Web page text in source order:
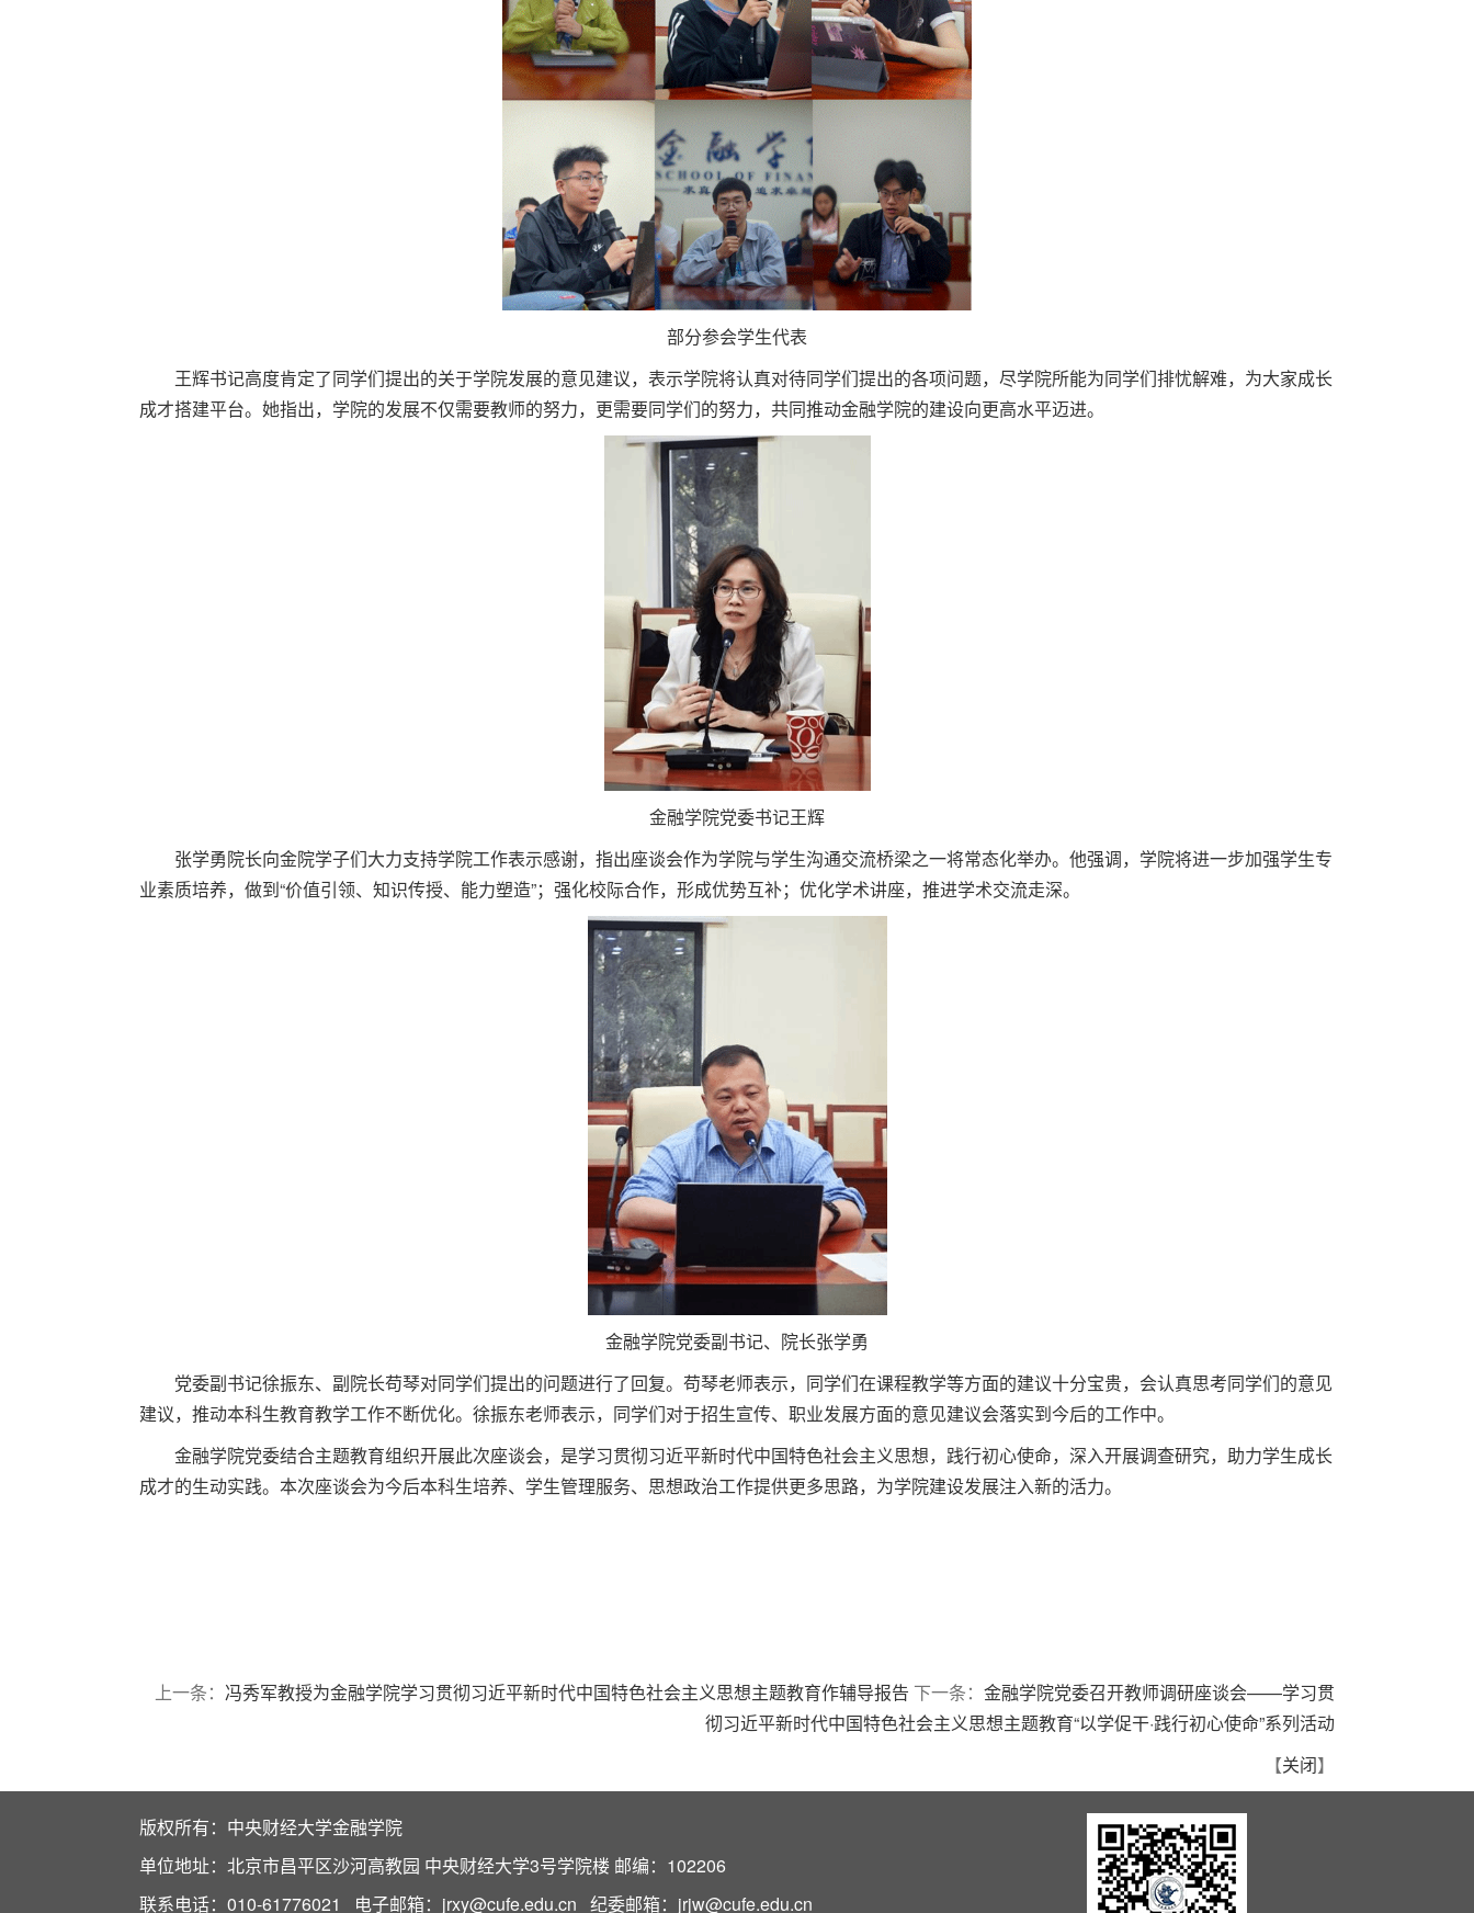
部分参会学生代表
王辉书记高度肯定了同学们提出的关于学院发展的意见建议，表示学院将认真对待同学们提出的各项问题，尽学院所能为同学们排忧解难，为大家成长
成才搭建平台。她指出，学院的发展不仅需要教师的努力，更需要同学们的努力，共同推动金融学院的建设向更高水平迈进。
金融学院党委书记王辉
张学勇院长向金院学子们大力支持学院工作表示感谢，指出座谈会作为学院与学生沟通交流桥梁之一将常态化举办。他强调，学院将进一步加强学生专
业素质培养，做到“价值引领、知识传授、能力塑造”；强化校际合作，形成优势互补；优化学术讲座，推进学术交流走深。
金融学院党委副书记、院长张学勇
党委副书记徐振东、副院长苟琴对同学们提出的问题进行了回复。苟琴老师表示，同学们在课程教学等方面的建议十分宝贵，会认真思考同学们的意见
建议，推动本科生教育教学工作不断优化。徐振东老师表示，同学们对于招生宣传、职业发展方面的意见建议会落实到今后的工作中。
金融学院党委结合主题教育组织开展此次座谈会，是学习贯彻习近平新时代中国特色社会主义思想，践行初心使命，深入开展调查研究，助力学生成长
成才的生动实践。本次座谈会为今后本科生培养、学生管理服务、思想政治工作提供更多思路，为学院建设发展注入新的活力。
上一条： 冯秀军教授为金融学院学习贯彻习近平新时代中国特色社会主义思想主题教育作辅导报告 下一条： 金融学院党委召开教师调研座谈会——学习贯
彻习近平新时代中国特色社会主义思想主题教育“以学促干·践行初心使命”系列活动
【关闭】
版权所有：中央财经大学金融学院
单位地址：北京市昌平区沙河高教园 中央财经大学3号学院楼 邮编：102206
联系电话：010-61776021 电子邮箱：jrxy@cufe.edu.cn 纪委邮箱：jrjw@cufe.edu.cn